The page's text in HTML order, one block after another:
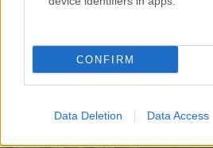
CONFIRM
Data Deletion Data Access